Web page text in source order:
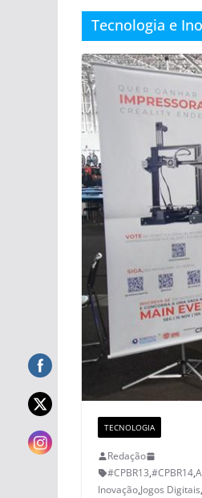
Tecnologia e
TECNOLOGIA
Redação
#CPBR13,#CPBR14,
Inovação,Jogos Digitais,